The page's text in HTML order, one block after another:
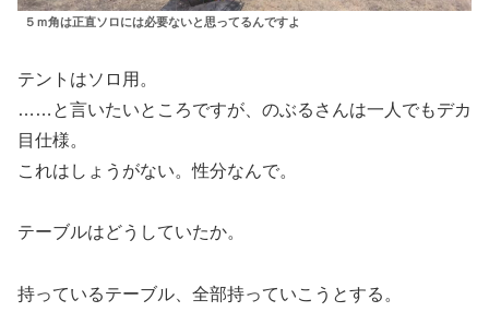
５ｍ角は正直ソロには必要ないと思ってるんですよ
テントはソロ用。
……と言いたいところですが、のぶるさんは一人でもデカ
目仕様。
これはしょうがない。性分なんで。
テーブルはどうしていたか。
持っているテーブル、全部持っていこうとする。